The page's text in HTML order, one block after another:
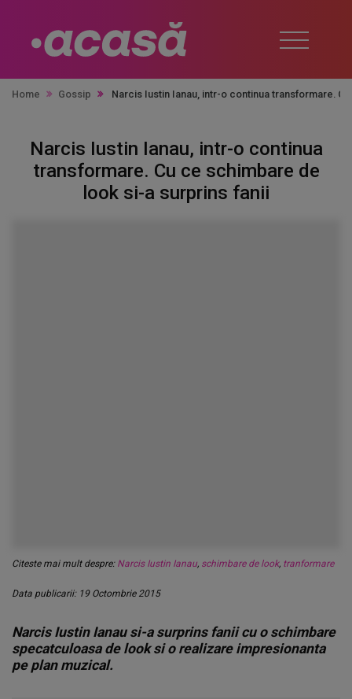
Home Gossip Narcis Iustin Ianau, intr-o continua transformare.
Narcis Iustin Ianau, intr-o continua
transformare. Cu ce schimbare de
look si-a surprins fanii
Citeste mai mult despre: Narcis Iustin Ianau, schimbare de look, tranformare
Data publicarii: 19 Octombrie 2015
Narcis Iustin Ianau si-a surprins fanii cu o schimbare
specatculoasa de look si o realizare impresionanta
pe plan muzical.